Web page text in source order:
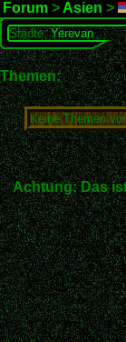
Forum > Asien >
Städte:Yerevan
Themen:
Keine Themen
Achtung: Das